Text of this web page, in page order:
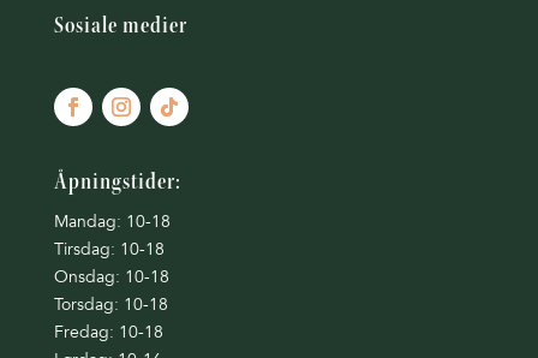
Sosiale medier
Åpningstider:
Mandag: 10-18
Tirsdag: 10-18
Onsdag: 10-18
Torsdag: 10-18
Fredag: 10-18